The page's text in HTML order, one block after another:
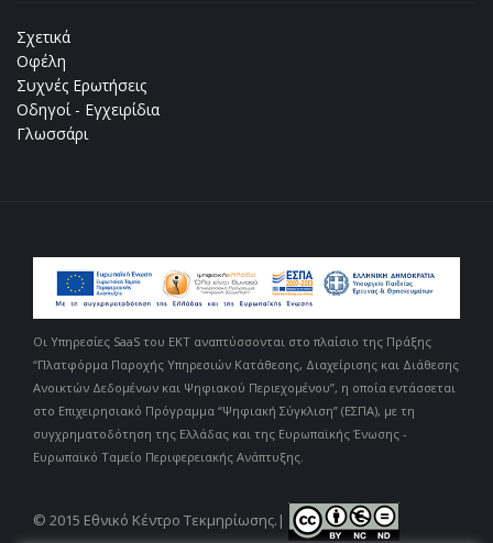
Σχετικά
Οφέλη
Συχνές Ερωτήσεις
Οδηγοί - Εγχειρίδια
Γλωσσάρι
Oι Υπηρεσίες SaaS του ΕΚΤ αναπτύσσονται στο πλαίσιο της Πράξης
“Πλατφόρμα Παροχής Υπηρεσιών Κατάθεσης, Διαχείρισης και Διάθεσης
Ανοικτών Δεδομένων και Ψηφιακού Περιεχομένου”, η οποία εντάσσεται
στο Επιχειρησιακό Πρόγραμμα “Ψηφιακή Σύγκλιση” (ΕΣΠΑ), με τη
συγχρηματοδότηση της Ελλάδας και της Ευρωπαϊκής Ένωσης -
Ευρωπαϊκό Ταμείο Περιφερειακής Ανάπτυξης.
© 2015 Εθνικό Κέντρο Τεκμηρίωσης.|